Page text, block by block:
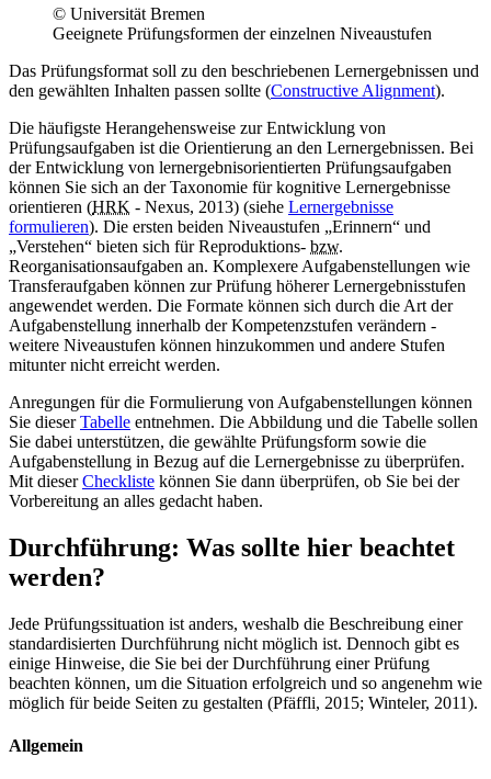
© Universität Bremen
Geeignete Prüfungsformen der einzelnen Niveaustufen
Das Prüfungsformat soll zu den beschriebenen Lernergebnissen und
den gewählten Inhalten passen sollte (Constructive Alignment).
Die häufigste Herangehensweise zur Entwicklung von
Prüfungsaufgaben ist die Orientierung an den Lernergebnissen. Bei
der Entwicklung von lernergebnisorientierten Prüfungsaufgaben
können Sie sich an der Taxonomie für kognitive Lernergebnisse
orientieren (HRK - Nexus, 2013) (siehe Lernergebnisse
formulieren). Die ersten beiden Niveaustufen „Erinnern“ und
„Verstehen“ bieten sich für Reproduktions- bzw.
Reorganisationsaufgaben an. Komplexere Aufgabenstellungen wie
Transferaufgaben können zur Prüfung höherer Lernergebnisstufen
angewendet werden. Die Formate können sich durch die Art der
Aufgabenstellung innerhalb der Kompetenzstufen verändern -
weitere Niveaustufen können hinzukommen und andere Stufen
mitunter nicht erreicht werden.
Anregungen für die Formulierung von Aufgabenstellungen können
Sie dieserTabelle entnehmen. Die Abbildung und die Tabelle sollen
Sie dabei unterstützen, die gewählte Prüfungsform sowie die
Aufgabenstellung in Bezug auf die Lernergebnisse zu überprüfen.
Mit dieserCheckliste können Sie dann überprüfen, ob Sie bei der
Vorbereitung an alles gedacht haben.
Durchführung: Was sollte hier beachtet
werden?
Jede Prüfungssituation ist anders, weshalb die Beschreibung einer
standardisierten Durchführung nicht möglich ist. Dennoch gibt es
einige Hinweise, die Sie bei der Durchführung einer Prüfung
beachten können, um die Situation erfolgreich und so angenehm wie
möglich für beide Seiten zu gestalten (Pfäffli, 2015; Winteler, 2011).
Allgemein